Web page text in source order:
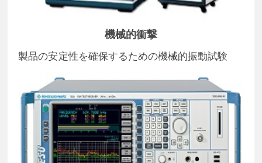
機械的衝撃
製品の安定性を確保するための機械的振動試験